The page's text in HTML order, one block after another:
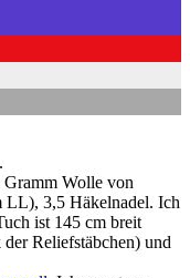
Gramm Wolle von
LL), 3,5 Häkelnadel. Ich
ist 145 cm breit
Reliefstäbchen) und